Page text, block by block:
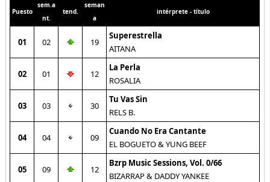
Puesto
sem.a
nt.
tend.
seman
a
intérprete - título
01 02 19
Superestrella
AITANA
02 01 12
La Perla
ROSALIA
03 03 30
Tu Vas Sin
RELS B.
04 04 09
Cuando No Era Cantante
EL BOGUETO & YUNG BEEF
05 09 12
Bzrp Music Sessions, Vol. 0/66
BIZARRAP & DADDY YANKEE